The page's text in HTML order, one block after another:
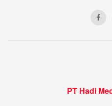
PT Hadi